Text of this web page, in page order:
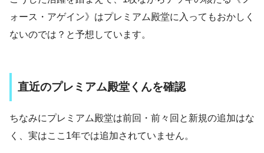
ォース・アゲイン》はプレミアム殿堂に入ってもおかしく
ないのでは？と予想しています。
直近のプレミアム殿堂くんを確認
ちなみにプレミアム殿堂は前回・前々回と新規の追加はな
く、実はここ1年では追加されていません。